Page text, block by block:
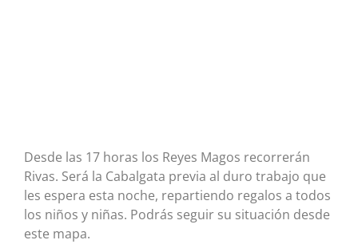
Desde las 17 horas los Reyes Magos recorrerán
Rivas. Será la Cabalgata previa al duro trabajo que
les espera esta noche, repartiendo regalos a todos
los niños y niñas. Podrás seguir su situación desde
este mapa.